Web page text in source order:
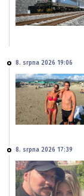
8. srpna 2026 19:06
8. srpna 2026 17:39